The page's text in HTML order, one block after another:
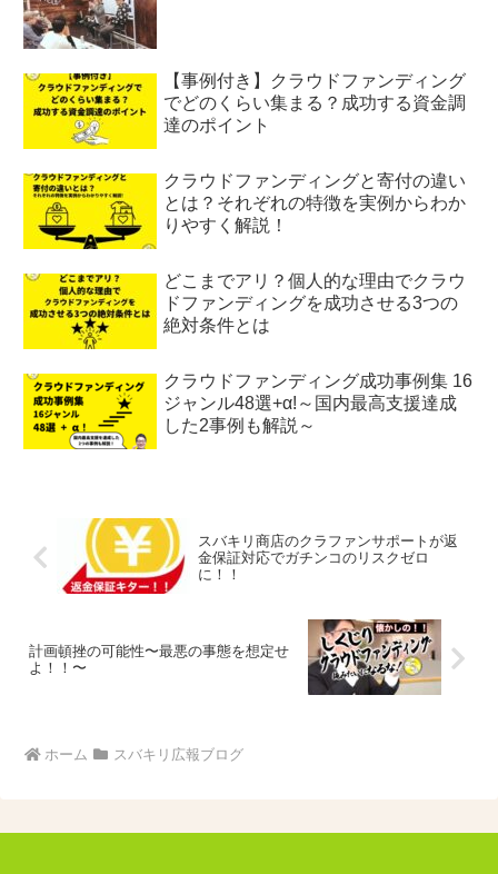
【事例付き】クラウドファンディング
でどのくらい集まる？成功する資金調
達のポイント
クラウドファンディングと寄付の違い
とは？それぞれの特徴を実例からわか
りやすく解説！
どこまでアリ？個人的な理由でクラウ
ドファンディングを成功させる3つの
絶対条件とは
クラウドファンディング成功事例集 16
ジャンル48選+α!～国内最高支援達成
した2事例も解説～
スバキリ商店のクラファンサポートが返
金保証対応でガチンコのリスクゼロ
に！！
計画頓挫の可能性〜最悪の事態を想定せ
よ！！〜
ホーム スバキリ広報ブログ